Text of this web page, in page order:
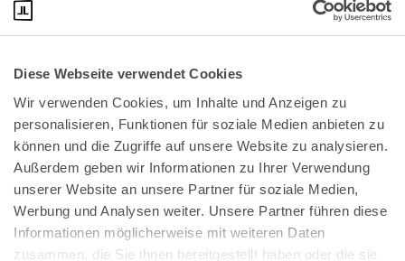
Diese Webseite verwendet Cookies
Wir verwenden Cookies, um Inhalte und Anzeigen zu
personalisieren, Funktionen für soziale Medien anbieten zu
können und die Zugriffe auf unsere Website zu analysieren.
Außerdem geben wir Informationen zu Ihrer Verwendung
unserer Website an unsere Partner für soziale Medien,
Werbung und Analysen weiter. Unsere Partner führen diese
Informationen möglicherweise mit weiteren Daten
zusammen, die Sie ihnen bereitgestellt haben oder die sie
Bundeskanzlerplatz 2
53113 Bonn